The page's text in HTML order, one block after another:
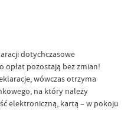
dotychczasowe
pozostają bez zmian!
wówczas otrzyma
na który należy
elektroniczną, kartą – w pokoju